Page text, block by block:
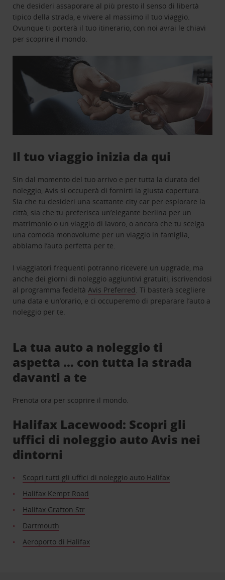
che desideri assaporare al più presto il senso di libertà
tipico della strada, e vivere al massimo il tuo viaggio.
Ovunque ti porterà il tuo itinerario, con noi avrai le chiavi
per scoprire il mondo.
Il tuo viaggio inizia da qui
Sin dal momento del tuo arrivo e per tutta la durata del
noleggio, Avis si occuperà di fornirti la giusta copertura.
Sia che tu desideri una scattante city car per esplorare la
città, sia che tu preferisca un’elegante berlina per un
matrimonio o un viaggio di lavoro, o ancora che tu scelga
una comoda monovolume per un viaggio in famiglia,
abbiamo l’auto perfetta per te.
I viaggiatori frequenti potranno ricevere un upgrade, ma
anche dei giorni di noleggio aggiuntivi gratuiti, iscrivendosi
al programma fedeltàAvis Preferred. Ti basterà scegliere
una data e un’orario, e ci occuperemo di preparare l’auto a
noleggio per te.
La tua auto a noleggio ti
aspetta … con tutta la strada
davanti a te
Prenota ora per scoprire il mondo.
Halifax Lacewood: Scopri gli
uffici di noleggio auto Avis nei
dintorni
Scopri tutti gli uffici di noleggio auto Halifax
Halifax Kempt Road
Halifax Grafton Str
Dartmouth
Aeroporto di Halifax